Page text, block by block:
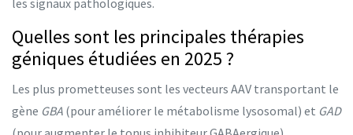
Quelles sont les principales thérapies
géniques étudiées en 2025 ?
Les plus prometteuses sont les vecteurs AAV transportant le
gène GBA (pour améliorer le métabolisme lysosomal) et GAD